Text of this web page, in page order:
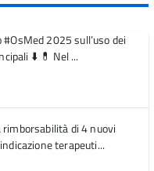
2025 sull’uso dei
⬇️ 💊 Nel ...
rimborsabilità di 4 nuovi
terapeuti...